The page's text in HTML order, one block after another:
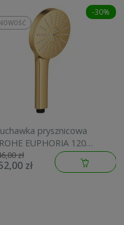
-30%
prysznicowa
EUPHORIA 120
cool sunrise
zł
zł